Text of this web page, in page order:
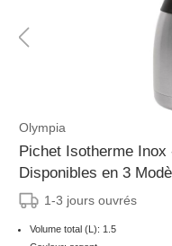
Olympia
Pichet Isotherme
Disponibles en 3
1-3 jours ouvrés
Volume total (L): 1.5